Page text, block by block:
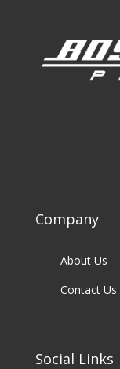
Company
About Us
Contact Us
Social Links